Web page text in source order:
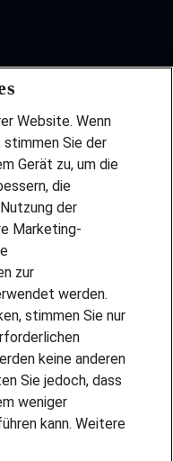
Website. Wenn
stimmen Sie der
Gerät zu, um die
die
der
Marketing-
zur
werden.
stimmen Sie nur
keine anderen
Sie jedoch, dass
weniger
kann. Weitere